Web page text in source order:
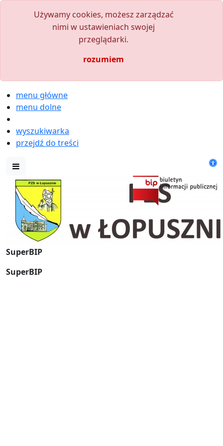
Używamy cookies, możesz zarządzać
nimi w ustawieniach swojej
przeglądarki.
rozumiem
menu główne
menu dolne
wyszukiwarka
przejdź do treści
SuperBIP
SuperBIP